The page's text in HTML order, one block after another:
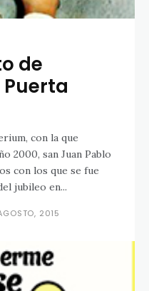
de
con la que
2000, san Juan Pablo
con los que se fue
jubileo en...
2015